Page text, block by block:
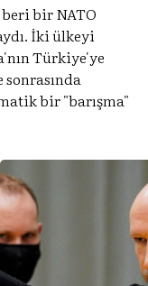
bir NATO
İki ülkeyi
Türkiye'ye
bir "barışma"